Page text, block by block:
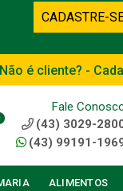
CADASTRE-
Não é cliente? -
Fale
(43) 3029-
(43) 99191-
ALIMENTOS